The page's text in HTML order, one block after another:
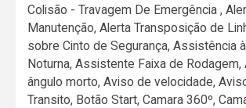
Colisão - Travagem De Emergência ,
Manutenção, Alerta Transposição de
sobre Cinto de Segurança, Assistência
Noturna, Assistente Faixa de Rodagem,
ângulo morto, Aviso de velocidade,
Transito, Botão Start, Camara 360º,